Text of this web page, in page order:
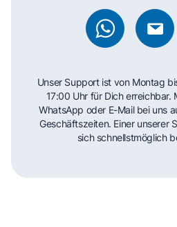
Unser Support ist von Montag
17:00 Uhr für Dich erreichbar.
WhatsApp oder E-Mail bei uns
Geschäftszeiten. Einer unserer
sich schnellstmöglich